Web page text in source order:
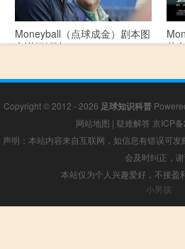
Moneyball（点球成金）剧本图
文详细解读
英
Copyright © 2012 - 2026 足球知识科普
网站地图 | 疑难解答 京ICP
声明：本站内容来自互联网，如信息有错误可
会及时纠正，
本站仅为个人兴趣爱好，不接盈
小男孩